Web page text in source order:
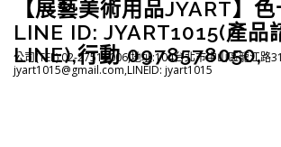
【展藝美術用品JYART】
LINE ID: JYART1015(產品
LINE),行動 0978578050,
公司(TEL):02-27515006,地址:104台北市中山區龍江路
jyart1015@gmail.com,LINEID: jyart1015